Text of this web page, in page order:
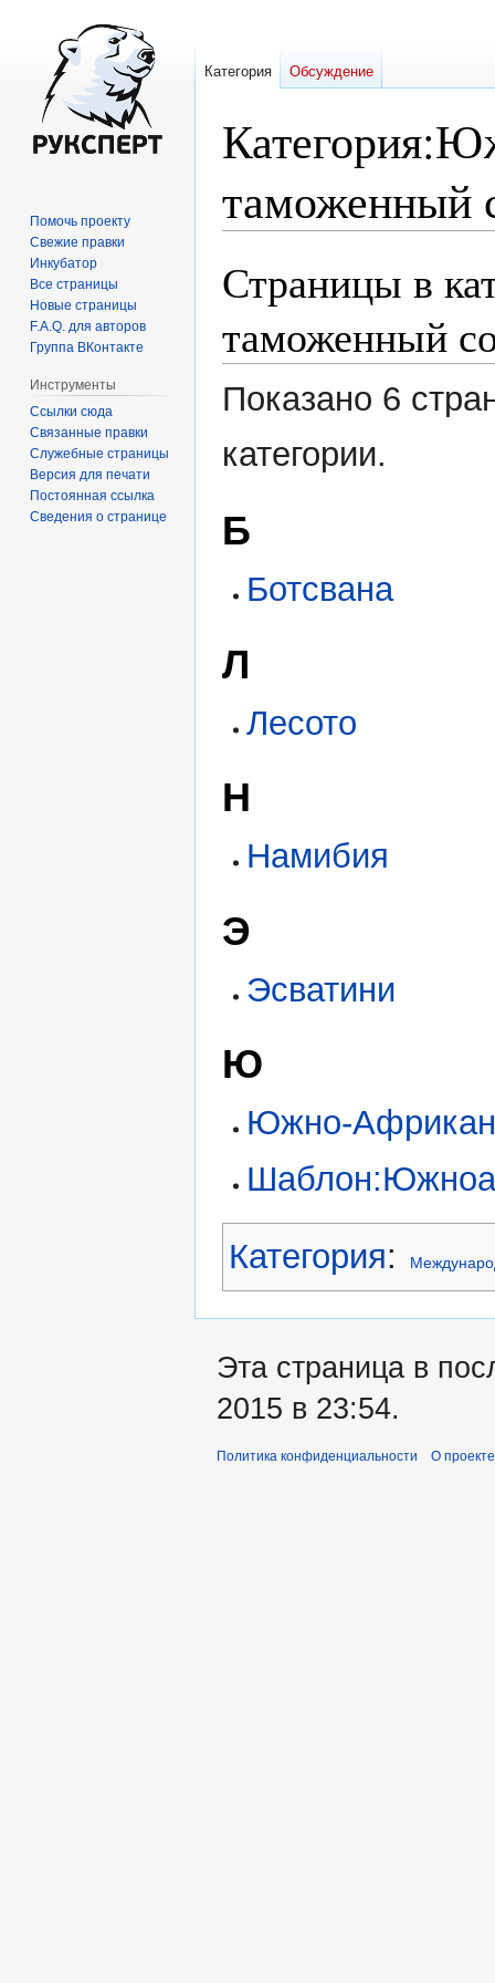
Категория:
таможенный
ккСтраницы в
таможенный
Показано 6
категории.
Б
Ботсвана
Л
Лесото
Н
Намибия
Э
Эсватини
Ю
Южно-
Категория:
Категория Обсуждение
Помочь проекту
Свежие правки
Инкубатор
Все страницы
Новые страницы
F.A.Q. для авторов
Группа ВКонтакте
Инструменты
Ссылки сюда
Связанные правки
Служебные страницы
Версия для печати
Постоянная ссылка
Сведения о странице
Эта страница в
2015 в 23:54.
Политика конфиденциальности О проекте